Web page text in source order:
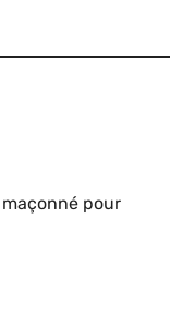
pour